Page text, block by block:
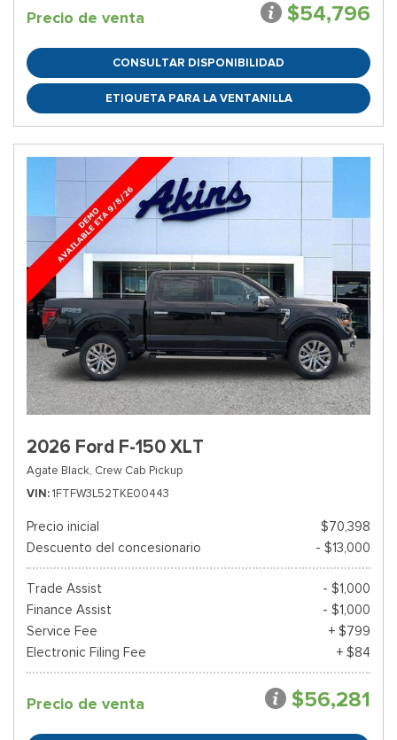
Precio de venta $54,796
CONSULTAR DISPONIBILIDAD
ETIQUETA PARA LA VENTANILLA
2026 Ford F-150 XLT
Agate Black, Crew Cab Pickup
VIN 1FTFW3L52TKE00443
Precio inicial
$70,398
Descuento del concesionario
- $13,000
Trade Assist
- $1,000
Finance Assist
- $1,000
Service Fee
+ $799
Electronic Filing Fee
+ $84
Precio de venta $56,281